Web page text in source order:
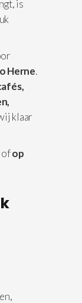
is
Herne.
klaar
ofop